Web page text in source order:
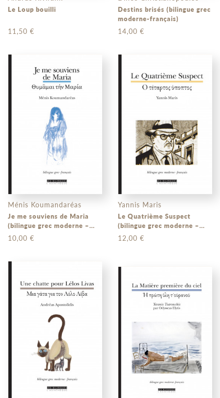
Le Loup bouilli
11,50 €
Destins brisés (bilingue grec
moderne-français)
14,00 €
Ménis Koumandaréas
Je me souviens de Maria
(bilingue grec moderne –
français)
10,00 €
Yannis Maris
Le Quatrième Suspect
(bilingue grec moderne –
français)
12,00 €